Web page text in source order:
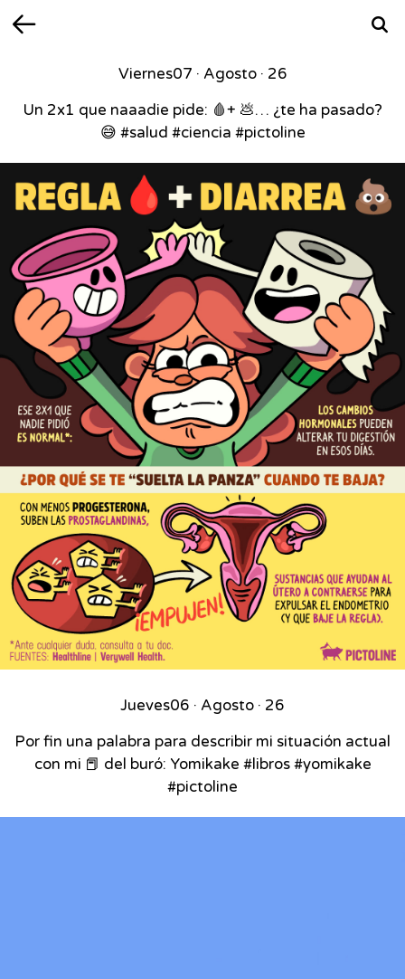
Viernes07 · Agosto · 26
Un 2x1 que naaadie pide: 🩸+ 💩… ¿te ha pasado?
😅 #salud #ciencia #pictoline
Jueves06 · Agosto · 26
Por fin una palabra para describir mi situación actual
con mi 📕 del buró: Yomikake #libros #yomikake
#pictoline